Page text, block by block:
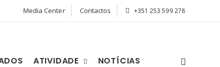
Media Center Contactos +351 253 599 278
ATIVIDADE NOTÍCIAS